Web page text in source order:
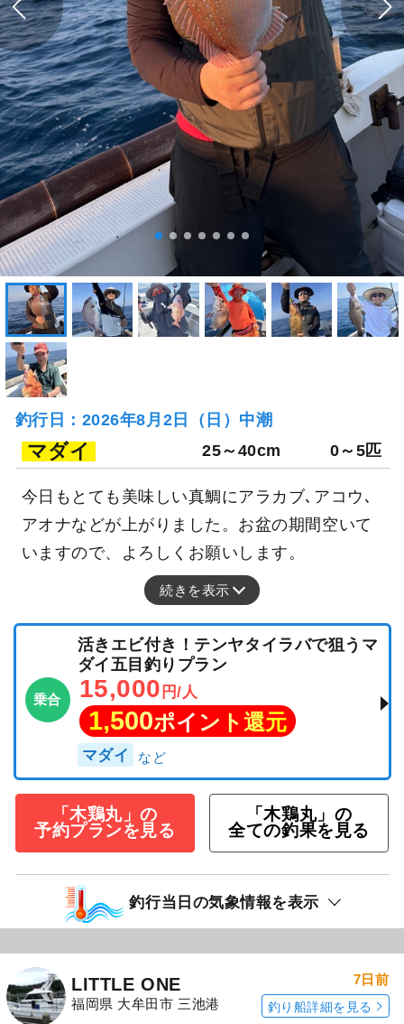
釣行日：2026年8月2日（日）中潮
マダイ 25～40cm 0～5匹
今日もとても美味しい真鯛にアラカブ､アコウ､
アオナなどが上がりました。お盆の期間空いて
いますので、よろしくお願いします。
続きを表示
乗合
活きエビ付き！テンヤタイラバで狙うマ
ダイ五目釣りプラン
15,000 円/人
1,500ポイント還元
マダイ
「木鶏丸」の
予約プランを見る
「木鶏丸」の
全ての釣果を見る
釣行当日の気象情報を表示
LITTLE ONE
福岡県 大牟田市 三池港
7日前
釣り船詳細を見る